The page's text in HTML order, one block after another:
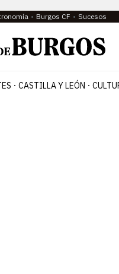
Burgos CF Sucesos
CASTILLA Y LEÓN